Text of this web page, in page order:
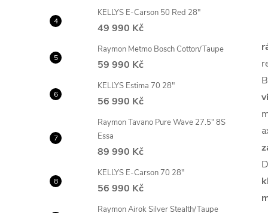
KELLYS E-Carson 50 Red 28"
49 990 Kč
Raymon Metmo Bosch Cotton/Taupe
59 990 Kč
KELLYS Estima 70 28"
56 990 Kč
Raymon Tavano Pure Wave 27.5" 8S
Essa
89 990 Kč
KELLYS E-Carson 70 28"
56 990 Kč
Raymon Airok Silver Stealth/Taupe